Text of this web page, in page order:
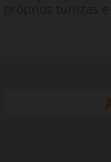
próprios turistas